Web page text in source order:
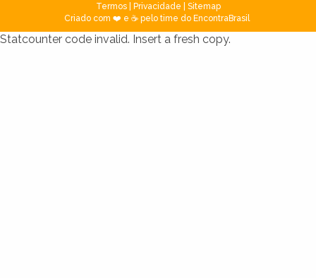
Termos| Privacidade
Sitemap
Criado com ❤️ e ☕ pelo time do EncontraBrasil
Statcounter code invalid. Insert a fresh copy.